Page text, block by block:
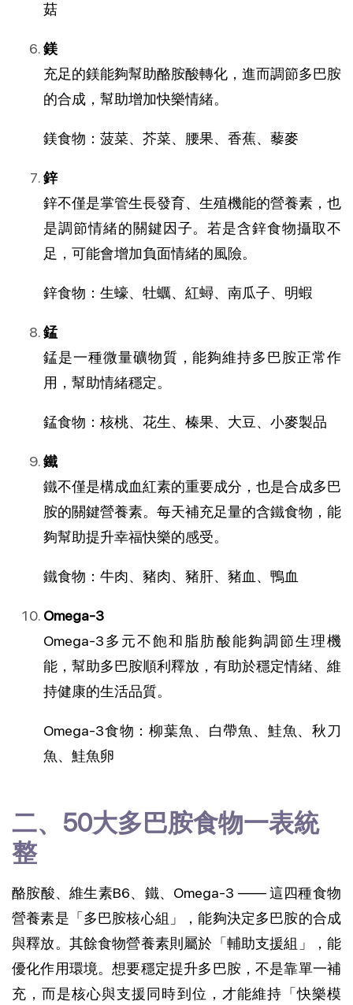
菇
鎂
充足的鎂能夠幫助酪胺酸轉化，進而調節多巴胺
的合成，幫助增加快樂情緒。
鎂食物：菠菜、芥菜、腰果、香蕉、藜麥
鋅
鋅不僅是掌管生長發育、生殖機能的營養素，也
是調節情緒的關鍵因子。若是含鋅食物攝取不
足，可能會增加負面情緒的風險。
鋅食物：生蠔、牡蠣、紅蟳、南瓜子、明蝦
錳
錳是一種微量礦物質，能夠維持多巴胺正常作
用，幫助情緒穩定。
錳食物：核桃、花生、榛果、大豆、小麥製品
鐵
鐵不僅是構成血紅素的重要成分，也是合成多巴
胺的關鍵營養素。 每天補充足量的含鐵食物，能
夠幫助提升幸福快樂的感受。
鐵食物：牛肉、豬肉、豬肝、豬血、鴨血
Omega-3
Omega-3多元不飽和脂肪酸能夠調節生理機
能，幫助多巴胺順利釋放，有助於穩定情緒、維
持健康的生活品質。
Omega-3食物：柳葉魚、白帶魚、鮭魚、秋刀
魚、鮭魚卵
二、50大多巴胺食物一表統
整
酪胺酸、維生素B6、鐵、Omega-3 —— 這四種食物
營養素是「多巴胺核心組」，能夠決定多巴胺的合成
與釋放。其餘食物營養素則屬於「輔助支援組」，能
優化作用環境。想要穩定提升多巴胺，不是靠單一補
充，而是核心與支援同時到位，才能維持「快樂模